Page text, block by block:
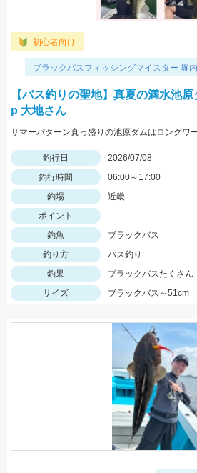
初心者向け
ブラックバスフィッシングマイスター 堀
【バス釣りの聖地】真夏の満水池
p 大地さん
釣行日
2026/07/08
釣行時間
06:00～17:00
釣場
近畿
ポイント
釣魚
ブラックバス
釣り方
バス釣り
釣果
ブラックバスたくさん
サイズ
ブラックバス～51cm